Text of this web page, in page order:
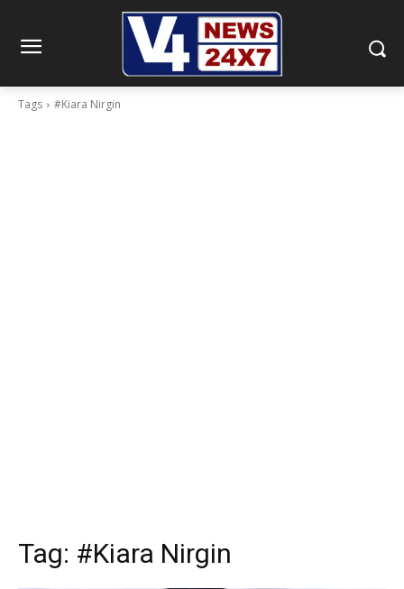
Tags #Kiara Nirgin
Tag: #Kiara Nirgin